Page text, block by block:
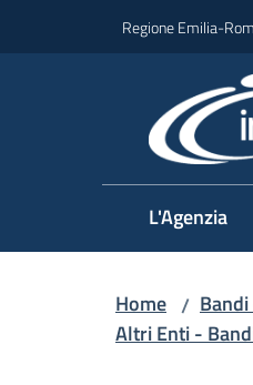
Regione Emilia-
L'Agenzia
Home /
Altri Enti -